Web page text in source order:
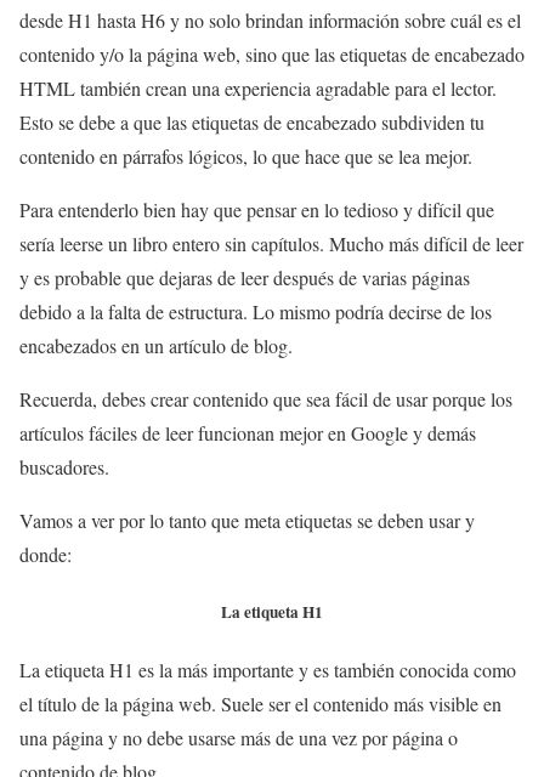
desde H1 hasta H6 y no solo brindan información sobre cuál es el
contenido y/o la página web, sino que las etiquetas de encabezado
HTML también crean una experiencia agradable para el lector.
Esto se debe a que las etiquetas de encabezado subdividen tu
contenido en párrafos lógicos, lo que hace que se lea mejor.
Para entenderlo bien hay que pensar en lo tedioso y difícil que
sería leerse un libro entero sin capítulos. Mucho más difícil de leer
y es probable que dejaras de leer después de varias páginas
debido a la falta de estructura. Lo mismo podría decirse de los
encabezados en un artículo de blog.
Recuerda, debes crear contenido que sea fácil de usar porque los
artículos fáciles de leer funcionan mejor en Google y demás
buscadores.
Vamos a ver por lo tanto que meta etiquetas se deben usar y
donde:
La etiqueta H1
La etiqueta H1 es la más importante y es también conocida como
el título de la página web. Suele ser el contenido más visible en
una página y no debe usarse más de una vez por página o
contenido de blog.